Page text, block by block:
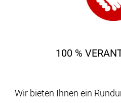
100 %
Wir bieten Ihnen ein